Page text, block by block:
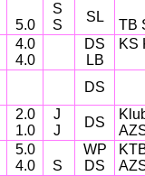
5.0
S
S
SL
TB
4.0
4.0
DS
LB
KS
DS
2.0
1.0
J
J
DS
5.0
4.0
S
WP
DS